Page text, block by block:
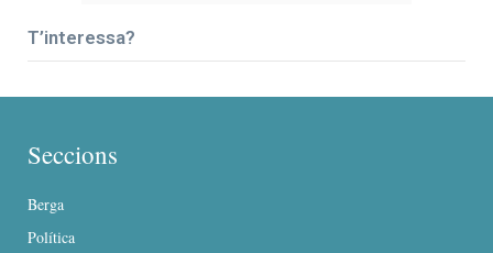
T’interessa?
Seccions
Berga
Política